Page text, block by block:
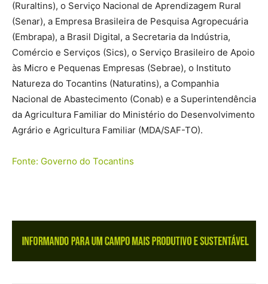
(Ruraltins), o Serviço Nacional de Aprendizagem Rural
(Senar), a Empresa Brasileira de Pesquisa Agropecuária
(Embrapa), a Brasil Digital, a Secretaria da Indústria,
Comércio e Serviços (Sics), o Serviço Brasileiro de Apoio
às Micro e Pequenas Empresas (Sebrae), o Instituto
Natureza do Tocantins (Naturatins), a Companhia
Nacional de Abastecimento (Conab) e a Superintendência
da Agricultura Familiar do Ministério do Desenvolvimento
Agrário e Agricultura Familiar (MDA/SAF-TO).
Fonte: Governo do Tocantins